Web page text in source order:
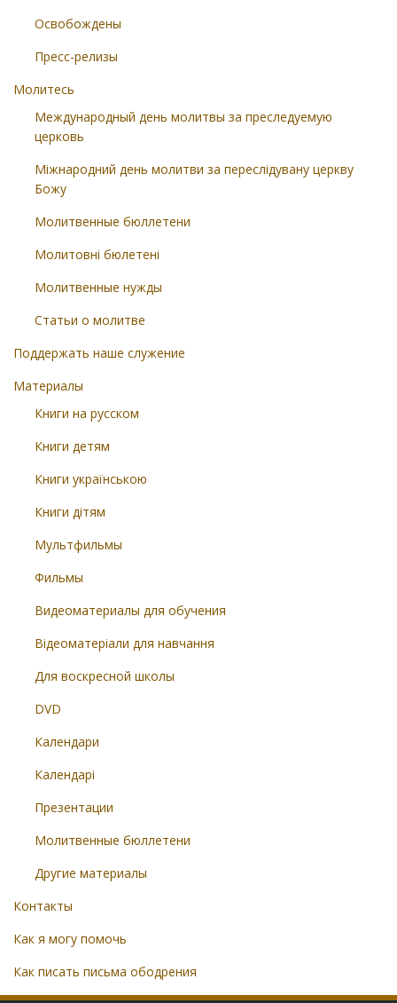
Освобождены
Пресс-релизы
Молитесь
Международный день молитвы за преследуемую
церковь
Міжнародний день молитви за переслідувану церкву
Божу
Молитвенные бюллетени
Молитовні бюлетені
Молитвенные нужды
Статьи о молитве
Поддержать наше служение
Материалы
Книги на русском
Книги детям
Книги українською
Книги дітям
Мультфильмы
Фильмы
Видеоматериалы для обучения
Відеоматеріали для навчання
Для воскресной школы
DVD
Календари
Календарі
Презентации
Молитвенные бюллетени
Другие материалы
Контакты
Как я могу помочь
Как писать письма ободрения